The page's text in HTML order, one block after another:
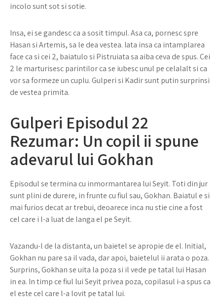
incolo sunt sot si sotie.
Insa, ei se gandesc ca a sosit timpul. Asa ca, pornesc spre
Hasan si Artemis, sa le dea vestea. Iata insa ca intamplarea
face ca si cei 2, baiatulo si Pistruiata sa aiba ceva de spus. Cei
2 le marturisesc parintilor ca se iubesc unul pe celalalt si ca
vor sa formeze un cuplu. Gulperi si Kadir sunt putin surprinsi
de vestea primita.
Gulperi Episodul 22
Rezumar: Un copil ii spune
adevarul lui Gokhan
Episodul se termina cu inmormantarea lui Seyit. Toti din jur
sunt plini de durere, in frunte cu fiul sau, Gokhan. Baiatul e si
mai furios decat ar trebui, deoarece inca nu stie cine a fost
cel care i l-a luat de langa el pe Seyit.
Vazandu-l de la distanta, un baietel se apropie de el. Initial,
Gokhan nu pare sa il vada, dar apoi, baietelul ii arata o poza.
Surprins, Gokhan se uita la poza si il vede pe tatal lui Hasan
in ea. In timp ce fiul lui Seyit privea poza, copilasul i-a spus ca
el este cel care l-a lovit pe tatal lui.